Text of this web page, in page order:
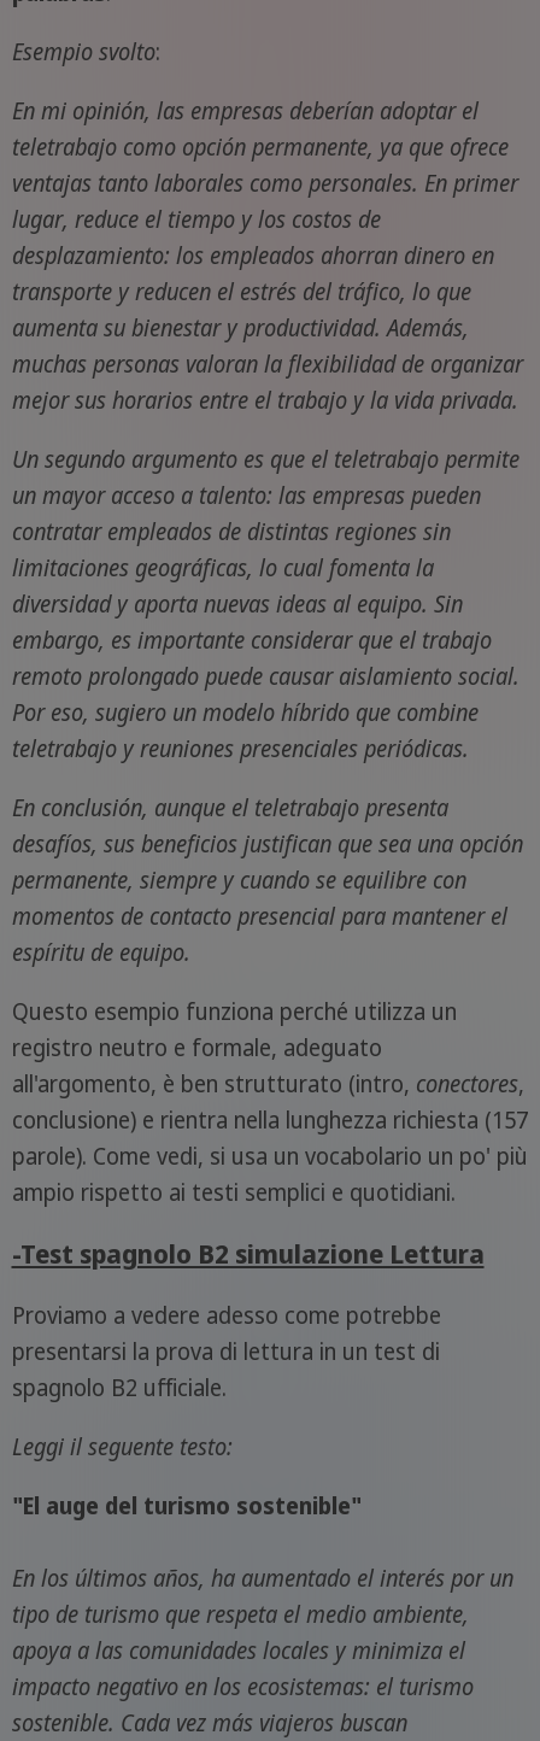
Esempio svolto:
En mi opinión, las empresas deberían adoptar el
teletrabajo como opción permanente, ya que ofrece
ventajas tanto laborales como personales. En primer
lugar, reduce el tiempo y los costos de
desplazamiento: los empleados ahorran dinero en
transporte y reducen el estrés del tráfico, lo que
aumenta su bienestar y productividad. Además,
muchas personas valoran la flexibilidad de organizar
mejor sus horarios entre el trabajo y la vida privada.
Un segundo argumento es que el teletrabajo permite
un mayor acceso a talento: las empresas pueden
contratar empleados de distintas regiones sin
limitaciones geográficas, lo cual fomenta la
diversidad y aporta nuevas ideas al equipo. Sin
embargo, es importante considerar que el trabajo
remoto prolongado puede causar aislamiento social.
Por eso, sugiero un modelo híbrido que combine
teletrabajo y reuniones presenciales periódicas.
En conclusión, aunque el teletrabajo presenta
desafíos, sus beneficios justifican que sea una opción
permanente, siempre y cuando se equilibre con
momentos de contacto presencial para mantener el
espíritu de equipo.
Questo esempio funziona perché utilizza un
registro neutro e formale, adeguato
all'argomento, è ben strutturato (intro, conectores,
conclusione) e rientra nella lunghezza richiesta (157
parole). Come vedi, si usa un vocabolario un po' più
ampio rispetto ai testi semplici e quotidiani.
-Test spagnolo B2 simulazione Lettura
Proviamo a vedere adesso come potrebbe
presentarsi la prova di lettura in un test di
spagnolo B2 ufficiale.
Leggi il seguente testo:
"El auge del turismo sostenible"
En los últimos años, ha aumentado el interés por un
tipo de turismo que respeta el medio ambiente,
apoya a las comunidades locales y minimiza el
impacto negativo en los ecosistemas: el turismo
sostenible. Cada vez más viajeros buscan